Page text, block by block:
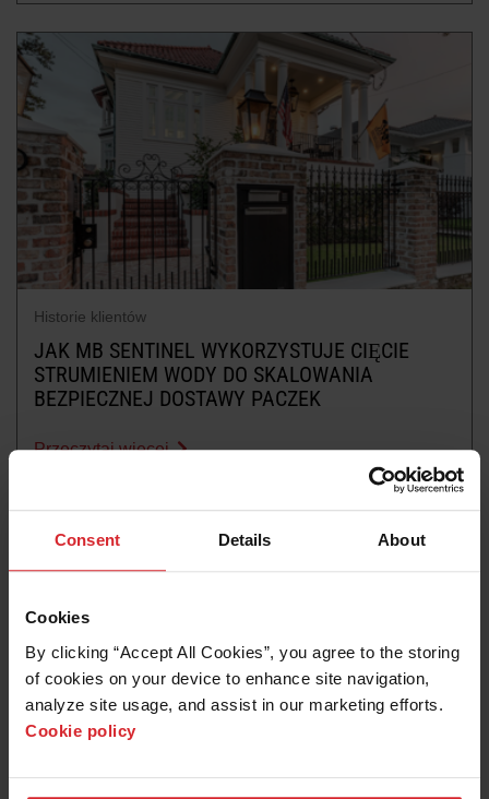
Consent Details About
Cookies
By clicking “Accept All Cookies”, you agree to the storing
of cookies on your device to enhance site navigation,
analyze site usage, and assist in our marketing efforts.
Cookie policy
DOWIEDZ SIĘ WIĘCEJ O
MASZYNACH DO CIĘCIA WODĄ
Historie klientów
JAK MB SENTINEL WYKORZYSTUJE CIĘCIE
STRUMIENIEM WODY DO SKALOWANIA
BEZPIECZNEJ DOSTAWY PACZEK
Przeczytaj więcej
Historie klientów